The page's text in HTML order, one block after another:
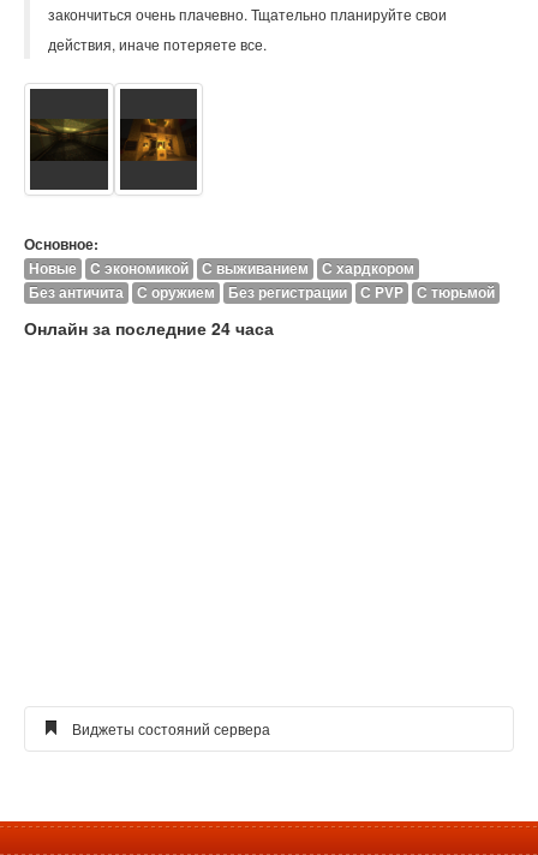
закончиться очень плачевно. Тщательно планируйте свои
действия, иначе потеряете все.
Основное:
Новые C экономикой С выживанием
С хардкором
Без античита
С оружием Без регистрации С PVP С тюрьмой
Онлайн за последние 24 часа
Виджеты состояний сервера